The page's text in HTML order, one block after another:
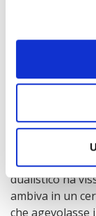
Commerciale
concetto
convegno, già
adeguatezza
circostanze
fronteggiare.
dualistico ha
ambiva in un
che agevolasse